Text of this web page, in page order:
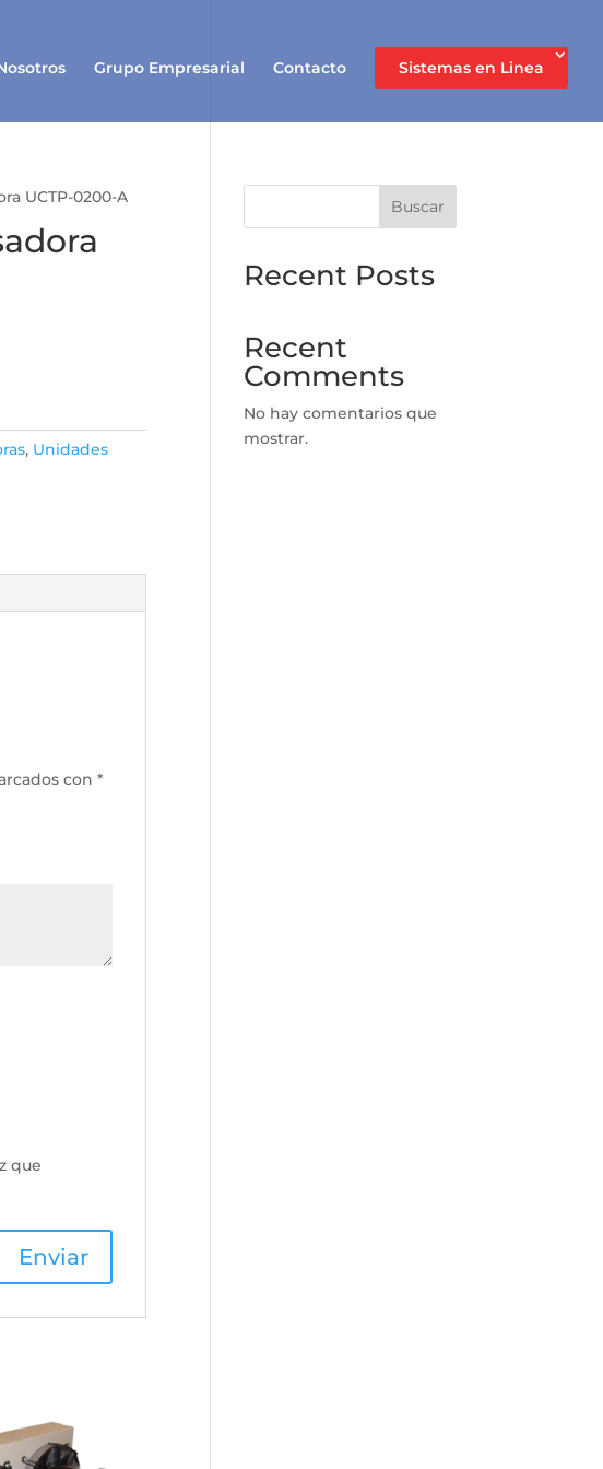
Grupo Empresarial Contacto Sistemas en Linea
UCTP-0200-A
, Unidades
con*
que
Buscar
Recent Posts
Recent
Comments
No hay comentarios que
mostrar.